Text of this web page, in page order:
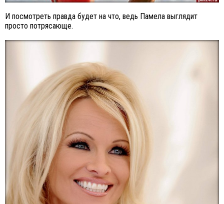
И посмотреть правда будет на что, ведь Памела выглядит
просто потрясающе.